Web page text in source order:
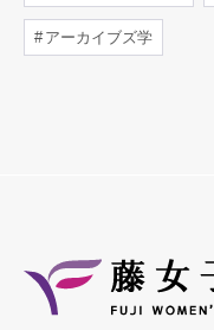
アーカイブズ学